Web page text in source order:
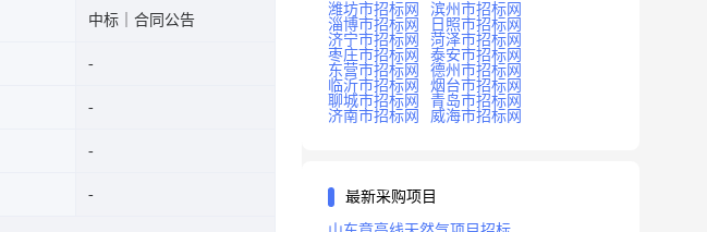
中标｜合同公告
潍坊市招标网
滨州市招标网
淄博市招标网
日照市招标网
济宁市招标网
菏泽市招标网
枣庄市招标网
泰安市招标网
东营市招标网
德州市招标网
临沂市招标网
烟台市招标网
聊城市招标网
青岛市招标网
济南市招标网
威海市招标网
最新采购项目